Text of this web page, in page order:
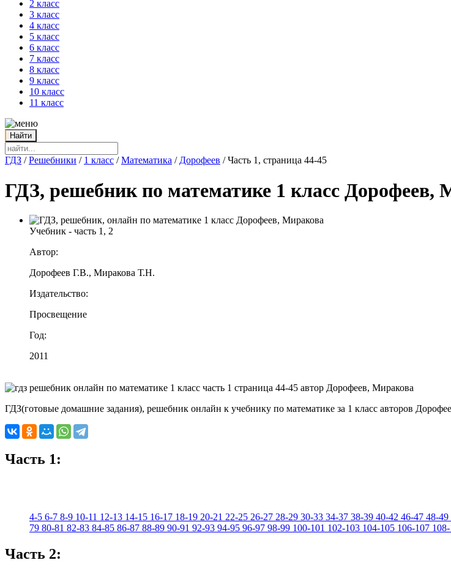
2 класс
3 класс
4 класс
5 класс
6 класс
7 класс
8 класс
9 класс
10 класс
11 класс
ГДЗ / Решебники / 1 класс / Математика / Дорофеев / Часть 1, страница 44-45
ГДЗ, решебник по математике 1 класс Дорофеев,
Учебник - часть 1, 2
Автор:
Дорофеев Г.В., Миракова Т.Н.
Издательство:
Просвещение
Год:
2011
ГДЗ(готовые домашние задания), решебник онлайн к учебнику по математике за 1 класс авторов
Часть 1:
4-5 6-7 8-9 10-11 12-13 14-15 16-17 18-19 20-21 22-25 26-27 28-29 30-33 34-37 38-39 40-42 46-47 48-49
79 80-81 82-83 84-85 86-87 88-89 90-91 92-93 94-95 96-97 98-99 100-101 102-103 104-105 106-107
Часть 2: